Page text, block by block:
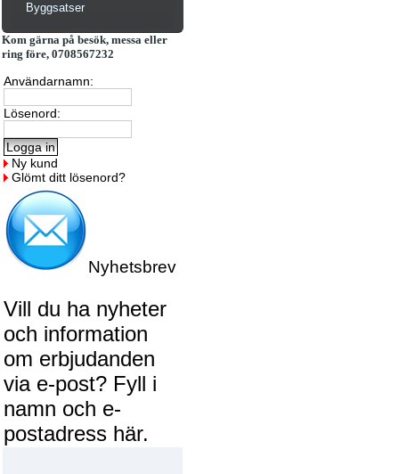
Byggsatser
Kom gärna på besök, messa eller
ring före, 0708567232
Användarnamn:
Lösenord:
Ny kund
Glömt ditt lösenord?
Nyhetsbrev
Vill du ha nyheter
och information
om erbjudanden
via e-post? Fyll i
namn och e-
postadress här.